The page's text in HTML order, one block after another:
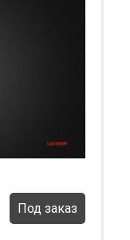
Под заказ